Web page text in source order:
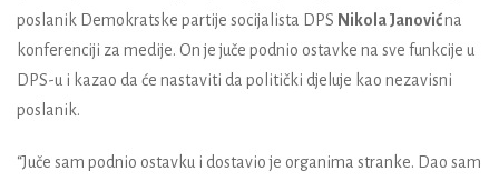
poslanik Demokratske partije socijalista DPS Nikola Janovićna
konferenciji za medije. On je juče podnio ostavke na sve funkcije u
DPS-u i kazao da će nastaviti da politički djeluje kao nezavisni
poslanik.
“Juče sam podnio ostavku i dostavio je organima stranke. Dao sam